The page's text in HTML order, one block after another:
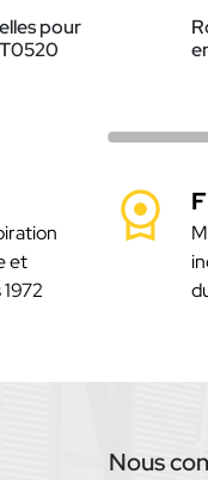
pour
et
Nous